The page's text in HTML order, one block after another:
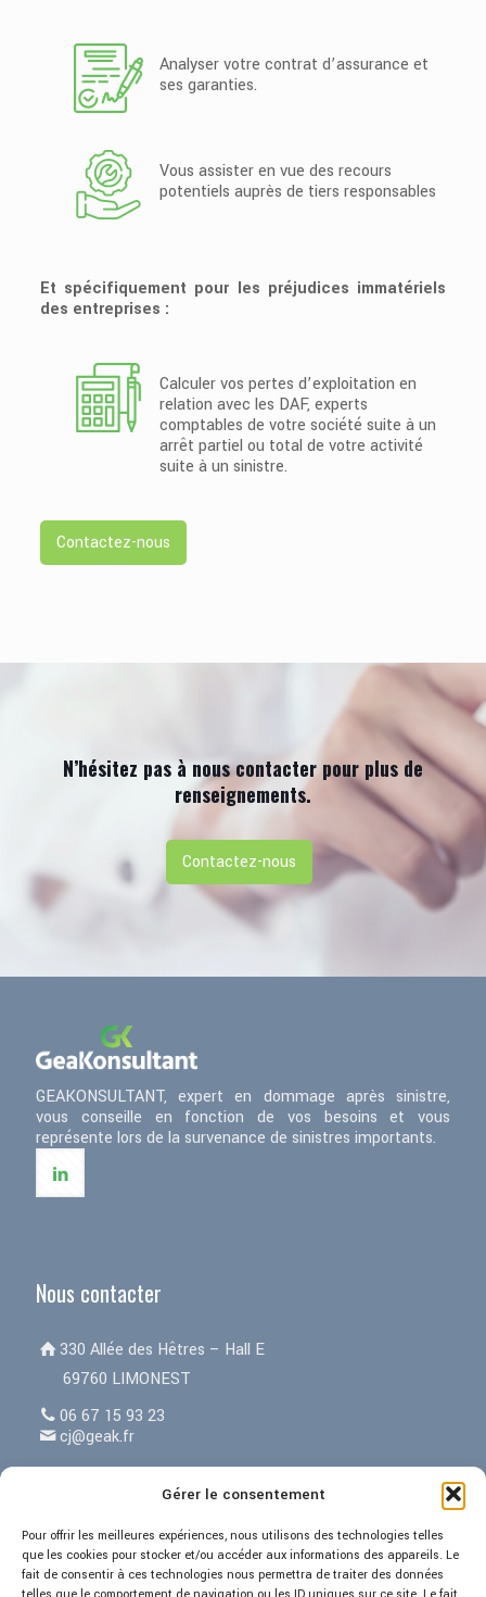
Gérer le consentement
Pour offrir les meilleures expériences, nous utilisons des technologies telles
que les cookies pour stocker et/ou accéder aux informations des appareils. Le
fait de consentir à ces technologies nous permettra de traiter des données
Analyser votre contrat d’assurance et
ses garanties.
Vous assister en vue des recours
potentiels auprès de tiers responsables
Et spécifiquement pour les préjudices immatériels
des entreprises :
Calculer vos pertes d’exploitation en
relation avec les DAF, experts
comptables de votre société suite à un
arrêt partiel ou total de votre activité
suite à un sinistre.
Contactez-nous
N’hésitez pas à nous contacter pour plus de
renseignements.
Contactez-nous
GEAKONSULTANT, expert en dommage après sinistre,
vous conseille en fonction de vos besoins et vous
représente lors de la survenance de sinistres importants.
Nous contacter
330 Allée des Hêtres – Hall E
69760 LIMONEST
06 67 15 93 23
cj@geak.fr
Menu
Accueil